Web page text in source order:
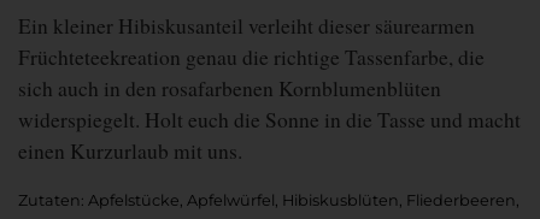
Ein kleiner Hibiskusanteil verleiht dieser säurearmen
Früchteteekreation genau die richtige Tassenfarbe, die
sich auch in den rosafarbenen Kornblumenblüten
widerspiegelt. Holt euch die Sonne in die Tasse und macht
einen Kurzurlaub mit uns.
Zutaten: Apfelstücke, Apfelwürfel, Hibiskusblüten, Fliederbeeren,